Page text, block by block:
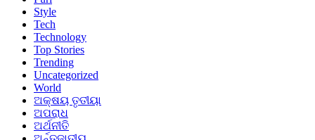
Style
Tech
Technology
Top Stories
Trending
Uncategorized
World
ଅକ୍ଷୟ ତୃତୀୟା
ଅପରାଧ
ଅର୍ଥନୀତି